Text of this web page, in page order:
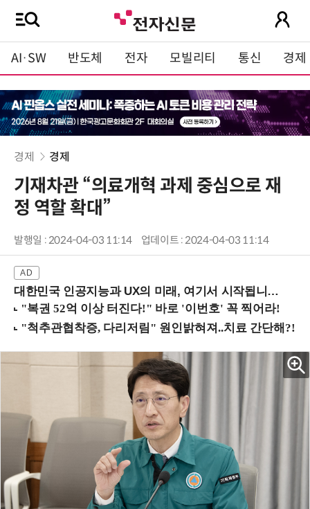
AI·SW 반도체 전자 모빌리티 통신 경제
경제 경제
기재차관 “의료개혁 과제 중심으로 재
정 역할 확대”
발행일 : 2024-04-03 11:14 업데이트 : 2024-04-03 11:14
대한민국 인공지능과 UX의 미래, 여기서 시작됩니다! (9/2 강남역)